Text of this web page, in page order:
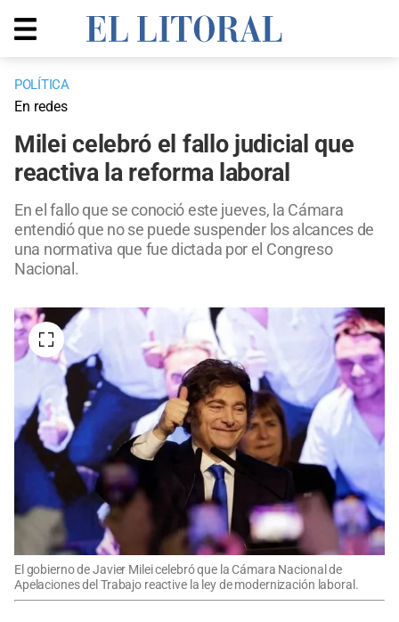
POLÍTICA
En redes
Milei celebró el fallo judicial que
reactiva la reforma laboral
En el fallo que se conoció este jueves, la Cámara
entendió que no se puede suspender los alcances de
una normativa que fue dictada por el Congreso
Nacional.
El gobierno de Javier Milei celebró que la Cámara Nacional de
Apelaciones del Trabajo reactive la ley de modernización laboral.